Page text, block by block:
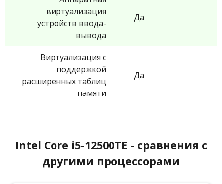
виртуализация
устройств ввода-
вывода
Да
Виртуализация с
поддержкой
расширенных таблиц
памяти
Да
Intel Core i5-12500TE - сравнения с
другими процессорами